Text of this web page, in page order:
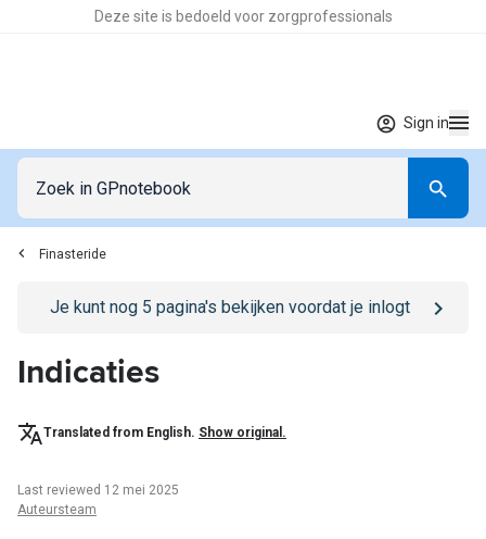
Deze site is bedoeld voor zorgprofessionals
Sign in
Finasteride
Go to/sign-in page
Je kunt nog 5 pagina's bekijken voordat je inlogt
Indicaties
Translated from English. Show original.
Last reviewed 12 mei 2025
Auteursteam